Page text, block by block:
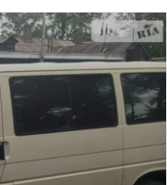
что тоже очень
По салону и
удобное -но вот
Не рекомендую.